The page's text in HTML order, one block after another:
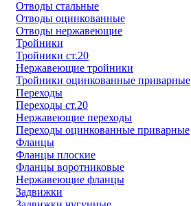
Отводы стальные
Отводы оцинкованные
Отводы нержавеющие
Тройники
Тройники ст.20
Нержавеющие тройники
Тройники оцинкованные приварные
Переходы
Переходы ст.20
Нержавеющие переходы
Переходы оцинкованные приварные
Фланцы
Фланцы плоские
Фланцы воротниковые
Нержавеющие фланцы
Задвижки